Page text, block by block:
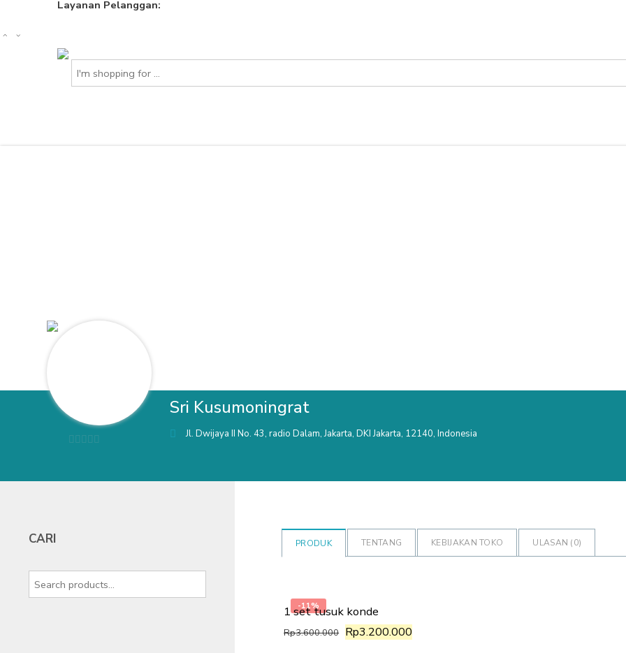
Layanan Pelanggan:
Sri Kusumoningrat
Jl. Dwijaya II No. 43, radio Dalam, Jakarta, DKI Jakarta, 12140, Indonesia
PRODUK TENTANG KEBIJAKAN TOKO ULASAN (0)
-11%
1 set tusuk konde
Rp3.600.000 Rp3.200.000
CARI